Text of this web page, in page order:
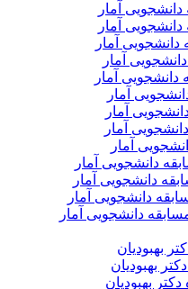
آمار
آمار
آمار
آمار
آمار
آمار
آمار
آمار
آمار
دانشجویی آمار
دانشجویی آمار
دانشجویی آمار
دانشجویی آمار
بهبودیان
بهبودیان
بهبودیان